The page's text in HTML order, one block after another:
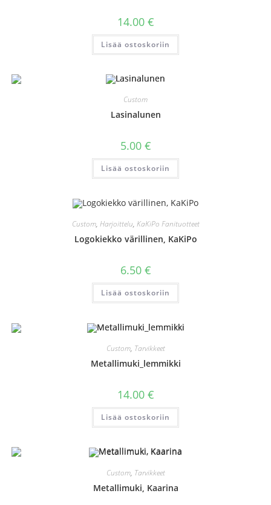
14.00 €
Lisää ostoskoriin
Custom
Lasinalunen
5.00 €
Lisää ostoskoriin
Custom, Harjoittelu, KaKiPo Fanituotteet
Logokiekko värillinen, KaKiPo
6.50 €
Lisää ostoskoriin
Custom, Tarvikkeet
Metallimuki_lemmikki
14.00 €
Lisää ostoskoriin
Custom, Tarvikkeet
Metallimuki, Kaarina